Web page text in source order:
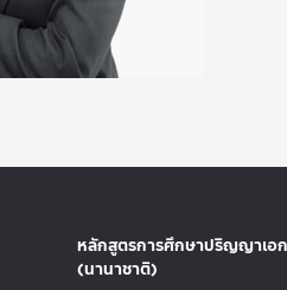
หลักสูตรการศึกษาปริญญาเอก
(นานาชาติ)